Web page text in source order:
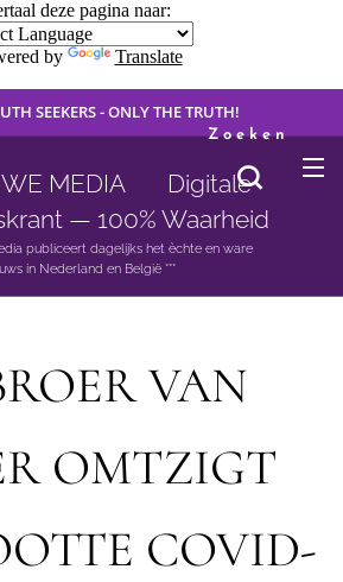
deze pagina naar:
by Translate
SEEKERS - ONLY THE TRUTH!
MEDIA 🟣 Digitale
— 100% Waarheid
publiceert dagelijks het èchte en ware
in Nederland en België ***
Zoeken
VAN
OMTZIGT
COVID-